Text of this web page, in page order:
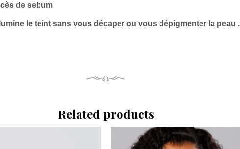
de sebum
le teint sans vous décaper ou vous dépigmenter la peau .
Related products